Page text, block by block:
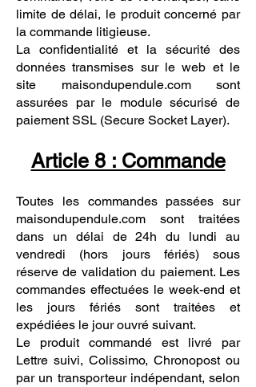
limite de délai, le produit concerné par
la commande litigieuse.
La confidentialité et la sécurité des
données transmises sur le web et le
site maisondupendule.com sont
assurées par le module sécurisé de
paiement SSL (Secure Socket Layer).
Article 8 : Commande
Toutes les commandes passées sur
maisondupendule.com sont traitées
dans un délai de 24h du lundi au
vendredi (hors jours fériés) sous
réserve de validation du paiement. Les
commandes effectuées le week-end et
les jours fériés sont traitées et
expédiées le jour ouvré suivant.
Le produit commandé est livré par
Lettre suivi, Colissimo, Chronopost ou
par un transporteur indépendant, selon